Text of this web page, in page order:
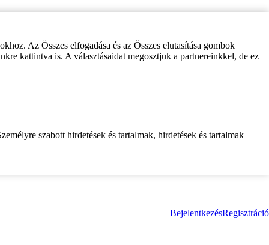
Az Összes elfogadása és az Összes elutasítása gombok
kattintva is. A választásaidat megosztjuk a partnereinkkel, de ez
szabott hirdetések és tartalmak, hirdetések és tartalmak
BejelentkezésRegisztráció